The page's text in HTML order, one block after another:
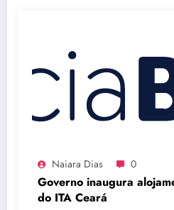
Naiara Dias 0
Governo inaugura
do ITA Ceará